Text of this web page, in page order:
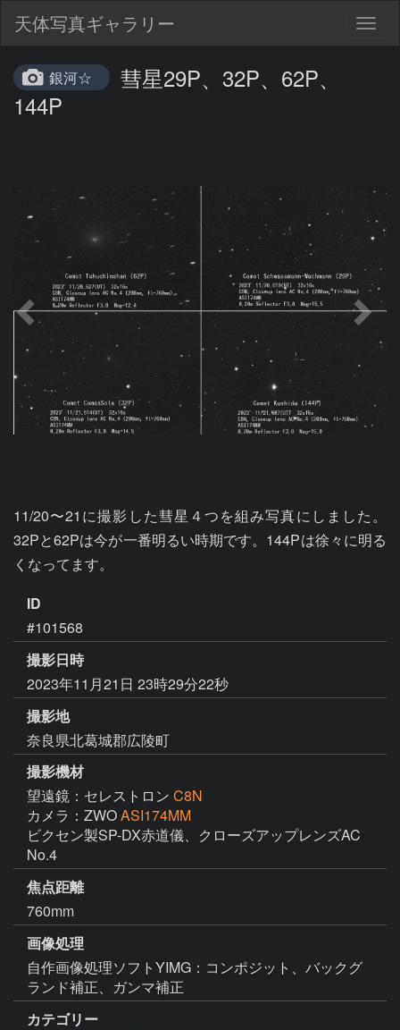
天体写真ギャラリー
銀河☆
彗星29P、32P、62P、
144P
11/20〜21に撮影した彗星４つを組み写真にしました。
32Pと62Pは今が一番明るい時期です。144Pは徐々に明る
くなってます。
ID
#101568
撮影日時
2023年11月21日 23時29分22秒
撮影地
奈良県北葛城郡広陵町
撮影機材
望遠鏡：セレストロン C8N
カメラ：ZWOASI174MM
ビクセン製SP-DX赤道儀、クローズアップレンズAC
No.4
焦点距離
760mm
画像処理
自作画像処理ソフトYIMG：コンポジット、バックグ
ランド補正、ガンマ補正
カテゴリー